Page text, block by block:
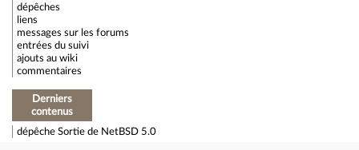
dépêches
liens
messages sur les forums
entrées du suivi
ajouts au wiki
commentaires
Derniers
contenus
dépêche Sortie de NetBSD 5.0